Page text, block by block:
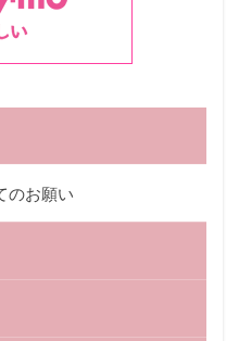
のお願い